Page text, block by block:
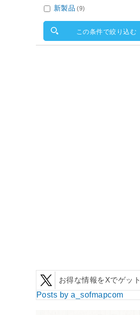
新製品 (9)
この条件で絞り込む
お得な情報をXでゲット
Posts by a_sofmapcom